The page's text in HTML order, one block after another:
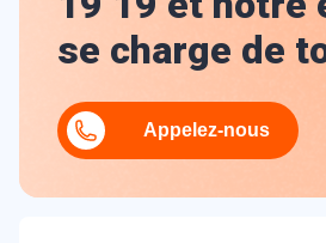
se charge de
Appelez-nous